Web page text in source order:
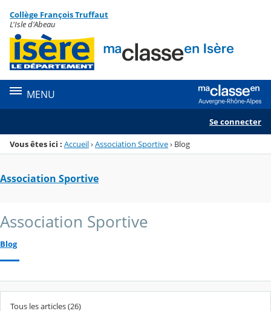
Menu de la rubrique
Contenu
Collège François Truffaut
L'Isle d'Abeau
MENU
Se connecter
Vous êtes ici : Accueil›Association Sportive› Blog
Association Sportive
Association Sportive
Blog
Tous les articles (26)